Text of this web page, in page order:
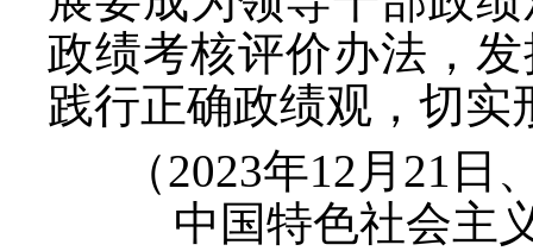
政绩考核评价办法，
践行正确政绩观，切实
（2023年12月21日
中国特色社会主